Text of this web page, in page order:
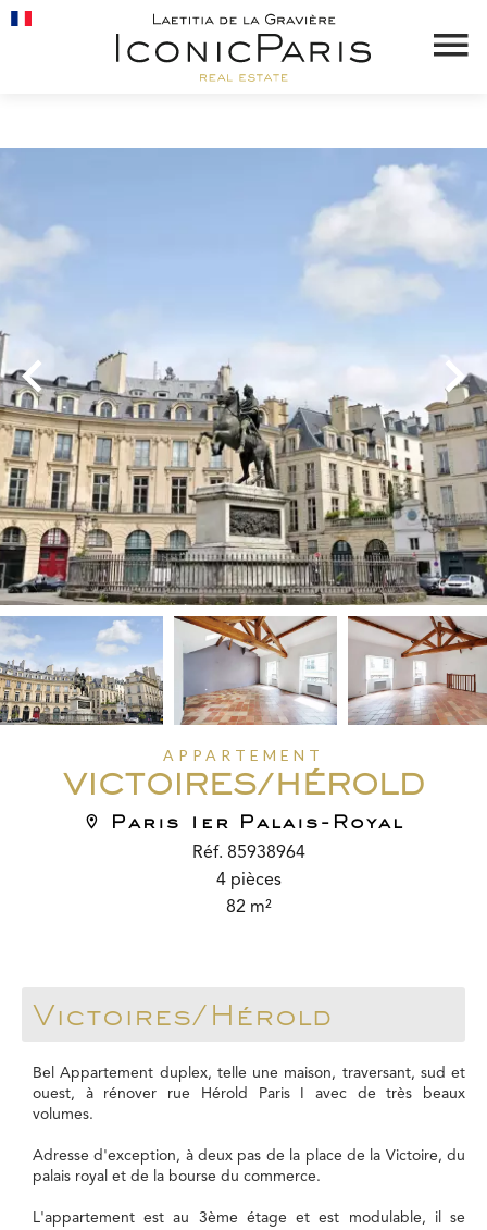
APPARTEMENT
VICTOIRES/HÉROLD
Paris 1er Palais-Royal
Réf. 85938964
4 pièces
82 m²
Victoires/Hérold
Bel Appartement duplex, telle une maison, traversant, sud et
ouest, à rénover rue Hérold Paris I avec de très beaux
volumes.
Adresse d'exception, à deux pas de la place de la Victoire, du
palais royal et de la bourse du commerce.
L'appartement est au 3ème étage et est modulable, il se